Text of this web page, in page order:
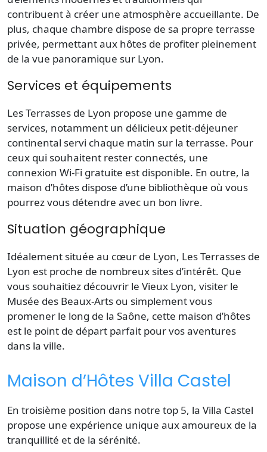
contribuent à créer une atmosphère accueillante. De
plus, chaque chambre dispose de sa propre terrasse
privée, permettant aux hôtes de profiter pleinement
de la vue panoramique sur Lyon.
Services et équipements
Les Terrasses de Lyon propose une gamme de
services, notamment un délicieux petit-déjeuner
continental servi chaque matin sur la terrasse. Pour
ceux qui souhaitent rester connectés, une
connexion Wi-Fi gratuite est disponible. En outre, la
maison d’hôtes dispose d’une bibliothèque où vous
pourrez vous détendre avec un bon livre.
Situation géographique
Idéalement située au cœur de Lyon, Les Terrasses de
Lyon est proche de nombreux sites d’intérêt. Que
vous souhaitiez découvrir le Vieux Lyon, visiter le
Musée des Beaux-Arts ou simplement vous
promener le long de la Saône, cette maison d’hôtes
est le point de départ parfait pour vos aventures
dans la ville.
Maison d’Hôtes Villa Castel
En troisième position dans notre top 5, la Villa Castel
propose une expérience unique aux amoureux de la
tranquillité et de la sérénité.